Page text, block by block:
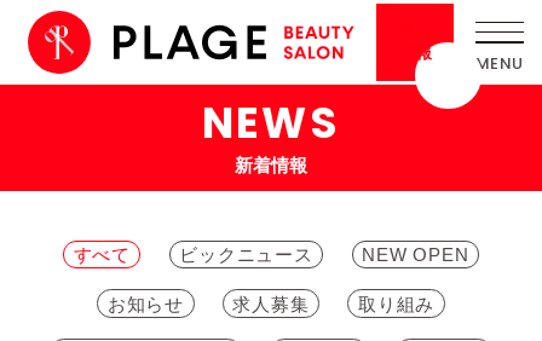
情報
NEWS
新着情報
すべて ビックニュース NEW OPEN
お知らせ 求人募集 取り組み